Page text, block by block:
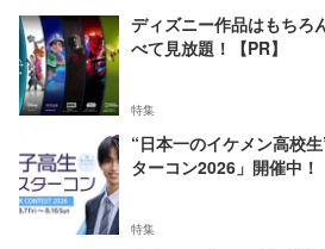
ディズニー作品はもちろ
べて見放題！【PR】
特集
“日本一のイケメン高校
ターコン2026」開催中！
特集